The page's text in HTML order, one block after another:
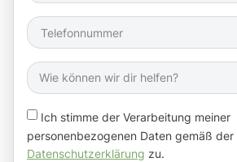
Ich stimme der Verarbeitung meiner
personenbezogenen Daten gemäß der
Datenschutzerklärung zu.